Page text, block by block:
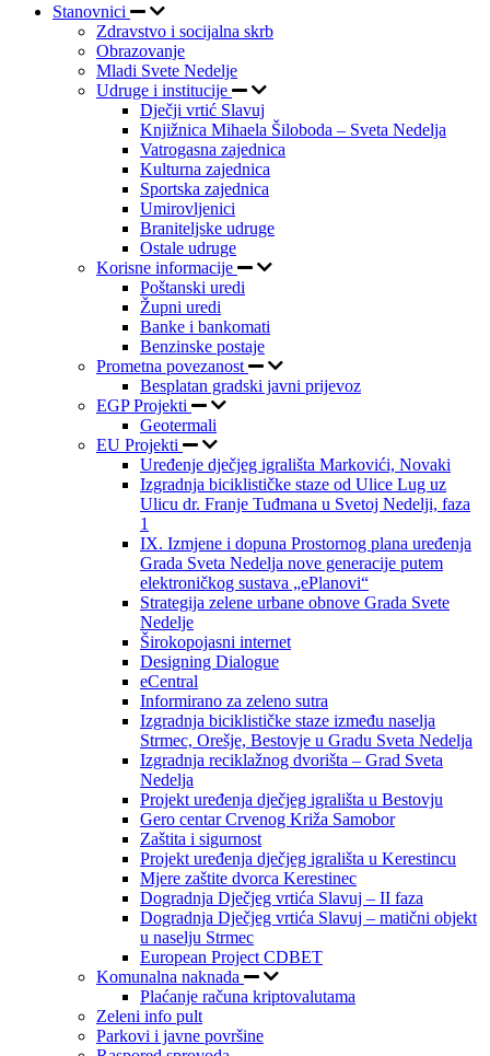
Stanovnici
Zdravstvo i socijalna skrb
Obrazovanje
Mladi Svete Nedelje
Udruge i institucije
Dječji vrtić Slavuj
Knjižnica Mihaela Šiloboda – Sveta Nedelja
Vatrogasna zajednica
Kulturna zajednica
Sportska zajednica
Umirovljenici
Braniteljske udruge
Ostale udruge
Korisne informacije
Poštanski uredi
Župni uredi
Banke i bankomati
Benzinske postaje
Prometna povezanost
Besplatan gradski javni prijevoz
EGP Projekti
Geotermali
EU Projekti
Uređenje dječjeg igrališta Markovići, Novaki
Izgradnja biciklističke staze od Ulice Lug uz
Ulicu dr. Franje Tuđmana u Svetoj Nedelji, faza
1
IX. Izmjene i dopuna Prostornog plana uređenja
Grada Sveta Nedelja nove generacije putem
elektroničkog sustava „ePlanovi“
Strategija zelene urbane obnove Grada Svete
Nedelje
Širokopojasni internet
Designing Dialogue
eCentral
Informirano za zeleno sutra
Izgradnja biciklističke staze između naselja
Strmec, Orešje, Bestovje u Gradu Sveta Nedelja
Izgradnja reciklažnog dvorišta – Grad Sveta
Nedelja
Projekt uređenja dječjeg igrališta u Bestovju
Gero centar Crvenog Križa Samobor
Zaštita i sigurnost
Projekt uređenja dječjeg igrališta u Kerestincu
Mjere zaštite dvorca Kerestinec
Dogradnja Dječjeg vrtića Slavuj – II faza
Dogradnja Dječjeg vrtića Slavuj – matični objekt
u naselju Strmec
European Project CDBET
Komunalna naknada
Plaćanje računa kriptovalutama
Zeleni info pult
Parkovi i javne površine